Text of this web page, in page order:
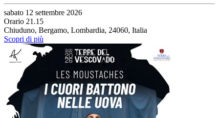
sabato 12 settembre 2026
Orario 21.15
Chiuduno, Bergamo, Lombardia, 24060, Italia
Scopri di più